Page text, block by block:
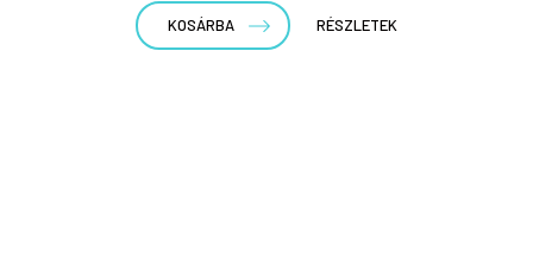
KOSÁRBA RÉSZLETEK